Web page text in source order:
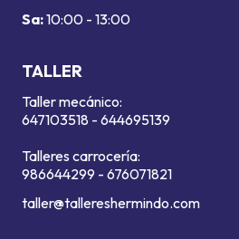
Sa:10:00 - 13:00
TALLER
Taller mecánico:
647103518 - 644695139
Talleres carrocería:
986644299 - 676071821
taller@tallereshermindo.com